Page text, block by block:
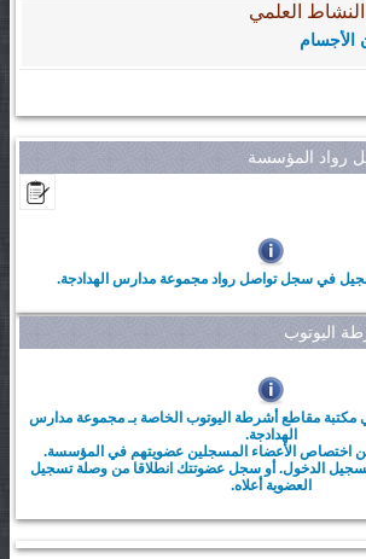
العلمي
رواد المؤسسة
في سجل تواصل رواد مجموعة مدارس الهدادجة.
اليوتوب
مقاطع أشرطة اليوتوب الخاصة بـ مجموعة مدارس
الهدادجة.
اختصاص الأعضاء المسجلين عضويتهم في المؤسسة.
الدخول. أو سجل عضوتتك انطلاقا من وصلة تسجيل
العضوية أعلاه.